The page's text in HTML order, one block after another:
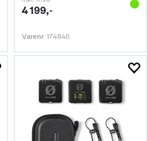
4 199,-
Varenr 174846